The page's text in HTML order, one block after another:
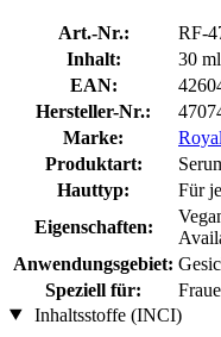
Art.-Nr.:
RF-
Inhalt:
30 ml
EAN:
Hersteller-Nr.:
Marke:
Produktart:
Hauttyp:
Für
Eigenschaften:
Anwendungsgebiet:
Speziell für:
Inhaltsstoffe (INCI)